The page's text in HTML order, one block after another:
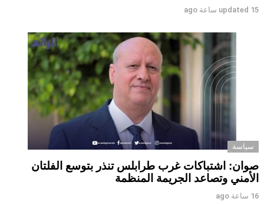
updated 15 ساعة ago
سياسة
صوان: اشتباكات غرب طرابلس تنذر بتوسع الفلتان
الأمني وتصاعد الجريمة المنظمة
16 ساعة ago